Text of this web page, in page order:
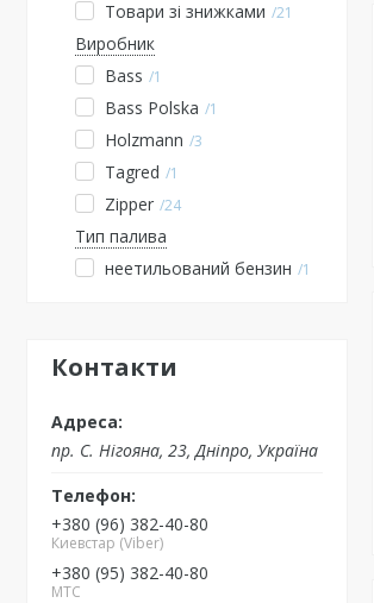
Товари зі знижками 21
Виробник
Bass
1
Bass Polska 1
Holzmann 3
Tagred 1
Zipper 24
Тип палива
неетильований бензин
1
Контакти
пр. С. Нігояна, 23, Дніпро, Україна
+380 (96) 382-40-80
Киевстар (Viber)
+380 (95) 382-40-80
MTC